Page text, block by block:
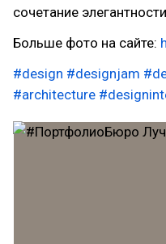
сочетание
Больше фото на сайте:
#design #designjam
#architecture